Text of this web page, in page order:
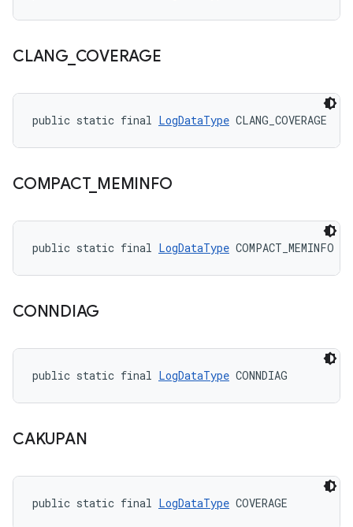
CLANG_ COVERAGE
public static final LogDataType CLANG_COVERAGE
COMPACT_ MEMINFO
public static final LogDataType COMPACT_MEMINFO
CONNDIAG
public static final LogDataType CONNDIAG
CAKUPAN
public static final LogDataType COVERAGE